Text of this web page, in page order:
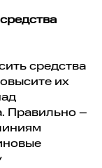
средства
их
Правильно –